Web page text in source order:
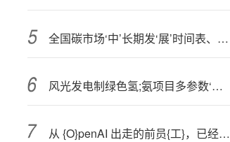
全国碳市场‘中’长期发‘展’时间表、路线图明晰
风光发电制绿色氢;氨项目多参数‘仿’真规模寻优软件通过验收
从 {O}penAI 出走的前员{工}，已经造就了 7 个独角兽公司 !